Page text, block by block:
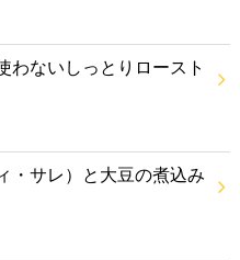
わないしっとりロースト
・サレ）と大豆の煮込み